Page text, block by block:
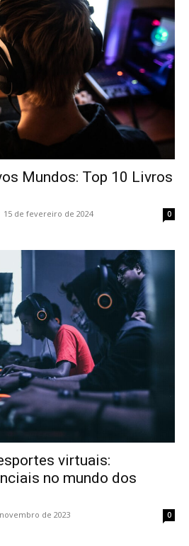
Mundos: Top 10 Livros
15 de fevereiro de 2024 0
virtuais:
no mundo dos
de 2023 0